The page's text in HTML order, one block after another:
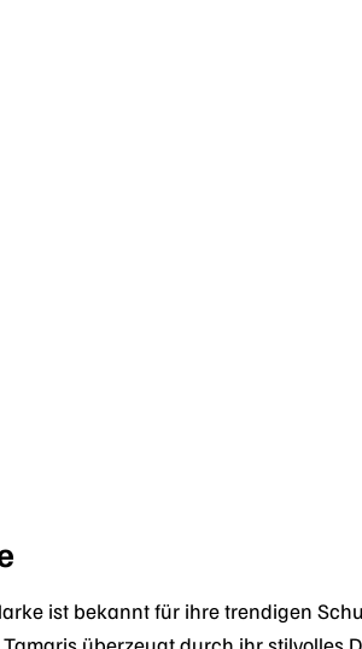
ist bekannt für ihre trendigen
überzeugt durch ihr stilvolles